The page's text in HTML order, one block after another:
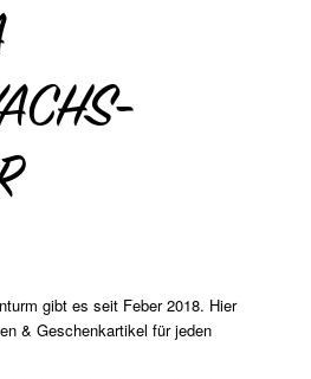
gibt es seit Feber 2018. Hier
& Geschenkartikel für jeden